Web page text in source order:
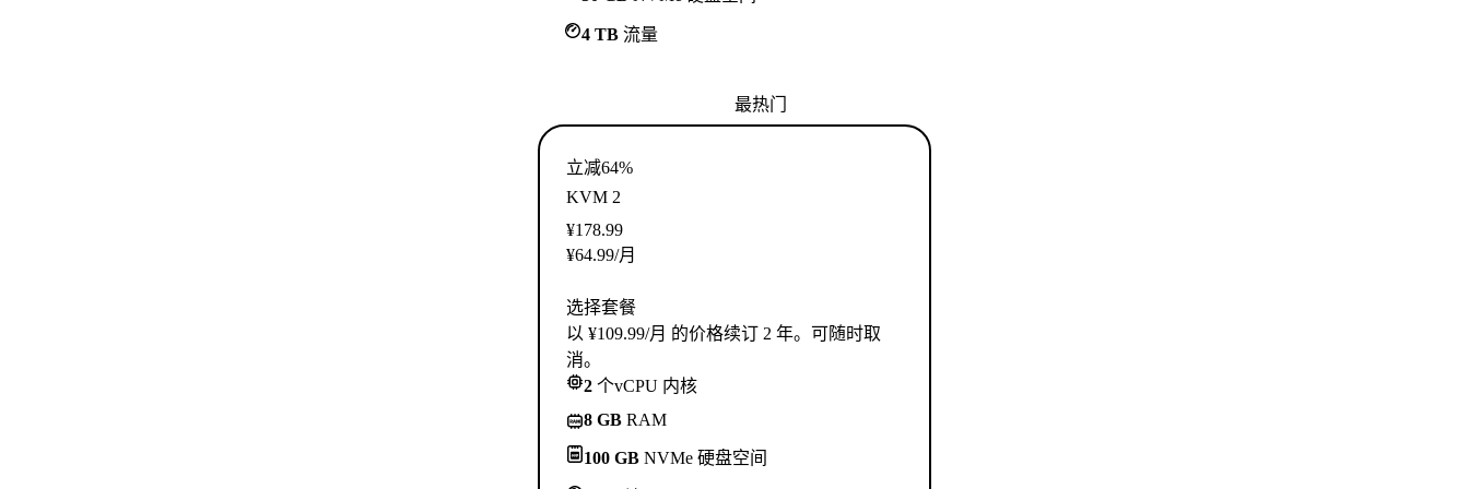
4 TB 流量
最热门
立减64%
KVM 2
¥178.99
¥64.99/月
选择套餐
以 ¥109.99/月 的价格续订 2 年。可随时取
消。
2 个vCPU 内核
8 GB RAM
100 GB NVMe 硬盘空间